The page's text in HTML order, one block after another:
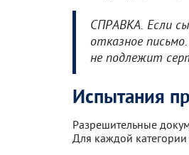
СПРАВКА. Если
отказное
не подлежит
Испытания
Разрешительные
Для каждой